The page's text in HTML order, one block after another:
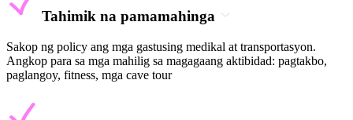
Tahimik na pamamahinga
Sakop ng policy ang mga gastusing medikal at transportasyon.
Angkop para sa mga mahilig sa magagaang aktibidad: pagtakbo,
paglangoy, fitness, mga cave tour